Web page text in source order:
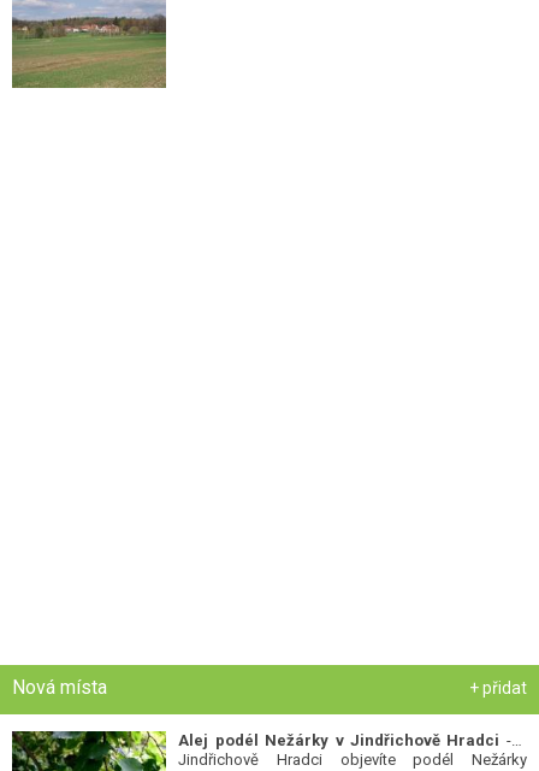
Nová místa + přidat
Alej podél Nežárky v Jindřichově Hradci - V
Jindřichově Hradci objevíte podél Nežárky